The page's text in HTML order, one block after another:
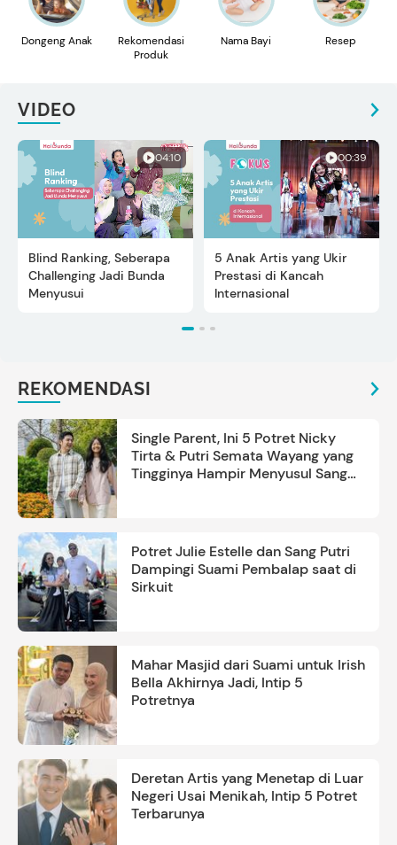
Dongeng Anak
Rekomendasi
Produk
Nama Bayi Resep
VIDEO
04:10
Blind Ranking, Seberapa
Challenging Jadi Bunda
Menyusui
00:39
5 Anak Artis yang Ukir
Prestasi di Kancah
Internasional
REKOMENDASI
Single Parent, Ini 5 Potret Nicky
Tirta & Putri Semata Wayang yang
Tingginya Hampir Menyusul Sang
Potret Julie Estelle dan Sang Putri
Dampingi Suami Pembalap saat di
Sirkuit
Mahar Masjid dari Suami untuk Irish
Bella Akhirnya Jadi, Intip 5
Potretnya
Deretan Artis yang Menetap di Luar
Negeri Usai Menikah, Intip 5 Potret
Terbarunya